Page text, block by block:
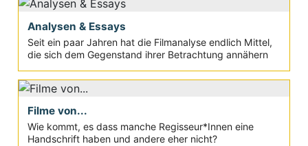
Analysen & Essays
Seit ein paar Jahren hat die Filmanalyse endlich Mittel,
die sich dem Gegenstand ihrer Betrachtung annähern
Filme von...
Wie kommt, es dass manche Regisseur*Innen eine
Handschrift haben und andere eher nicht?